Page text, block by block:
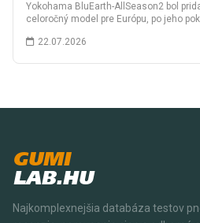
Yokohama BluEarth-AllSeason2 bol
celoročný model pre Európu, po jeho
22.07.2026
GUMI
LAB.HU
Najkomplexnejšia databáza testov